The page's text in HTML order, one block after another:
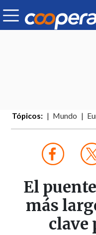
Tópicos: Mundo
El
más
clave